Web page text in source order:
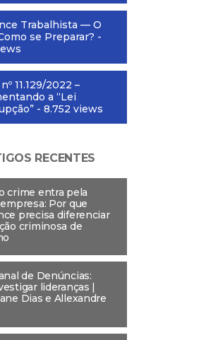
Trabalhista — O
se Preparar? -
11.129/2022 –
a “Lei
- 8.752 views
RECENTES
crime entra pela
Por que
precisa diferenciar
criminosa de
de Denúncias:
lideranças |
Dias e Allexandre